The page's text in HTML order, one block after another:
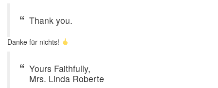
Thank you.
Danke für nichts!
Yours Faithfully,
Mrs. Linda Roberte